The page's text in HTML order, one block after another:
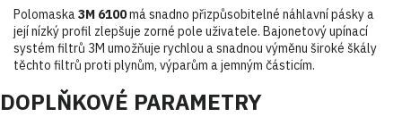
Polomaska3M 6100má snadno přizpůsobitelné náhlavní pásky a
její nízký profil zlepšuje zorné pole uživatele. Bajonetový upínací
systém filtrů 3M umožňuje rychlou a snadnou výměnu široké škály
těchto filtrů proti plynům, výparům a jemným částicím.
DOPLŇKOVÉ PARAMETRY